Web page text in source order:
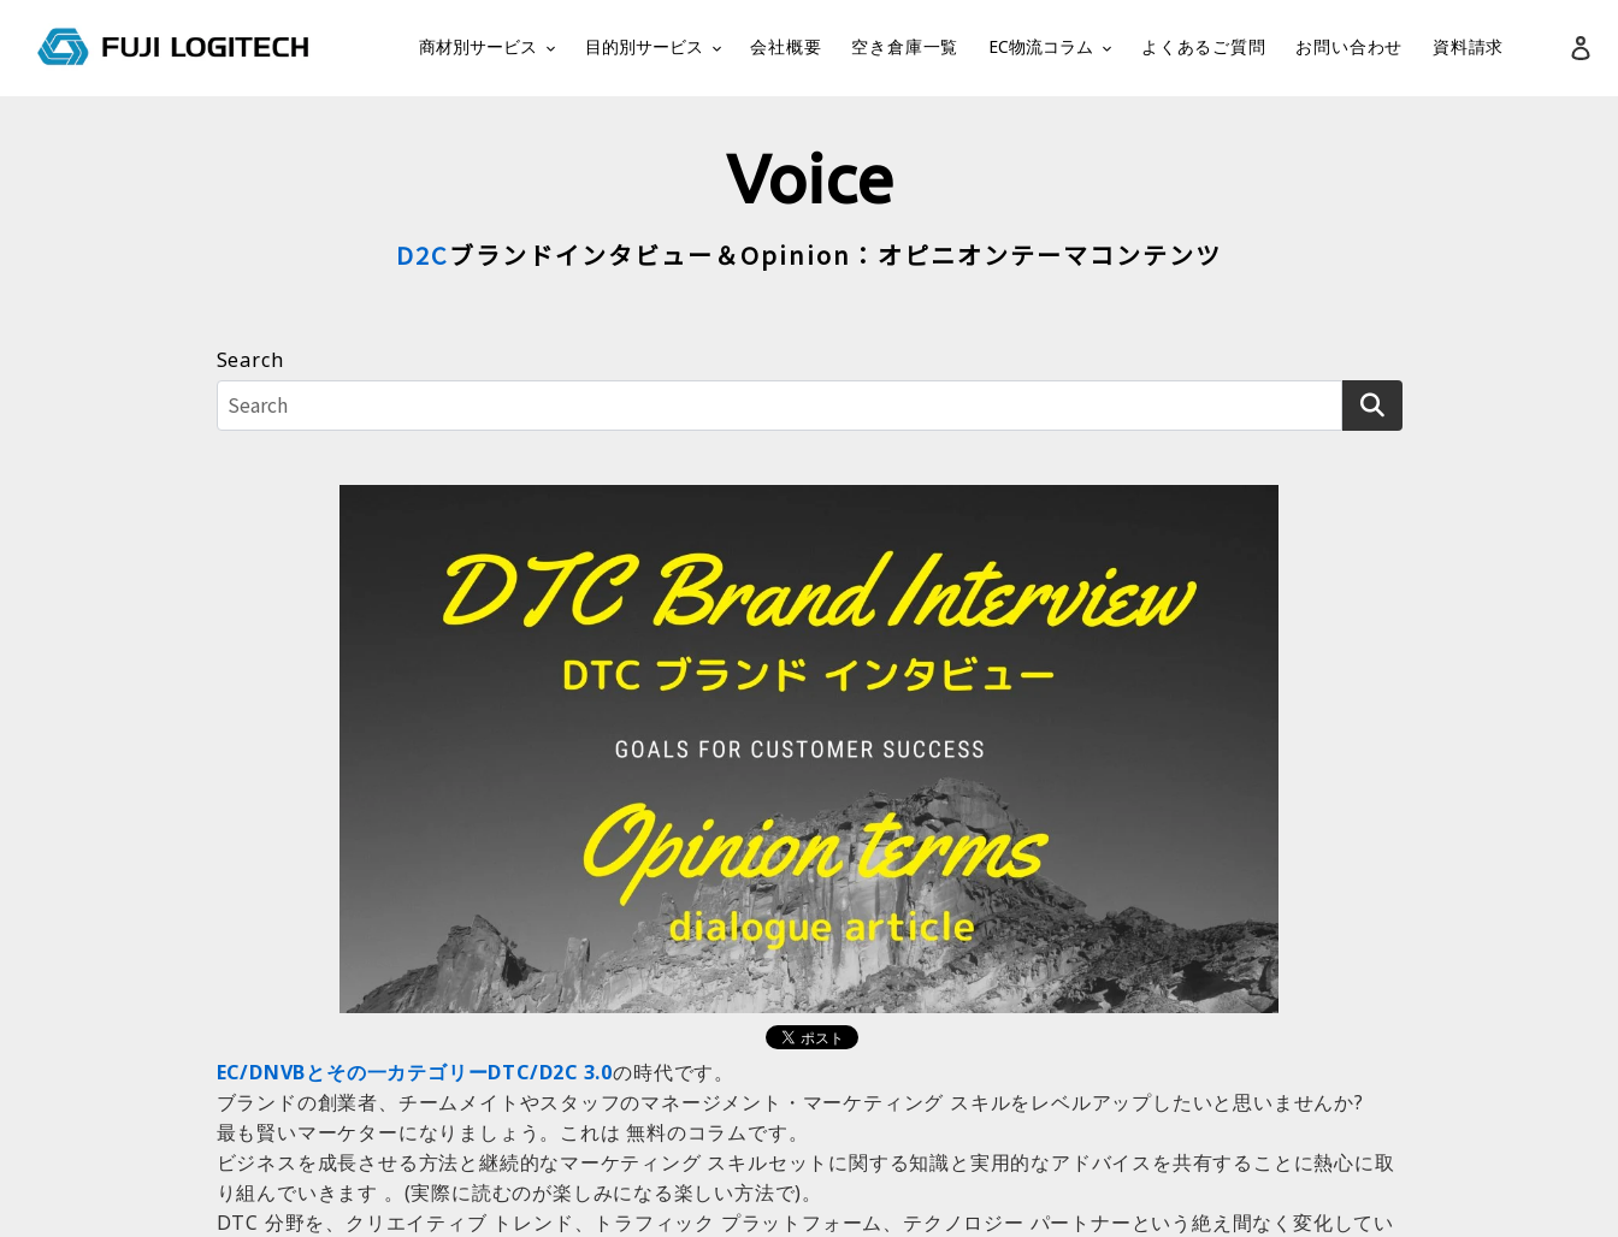
商材別サービス 目的別サービス 会社概要 空き倉庫一覧 EC物流コラム よくあるご質問 お問い合わせ 資料請求
検索
Voice
D2Cブランドインタビュー＆Opinion：オピニオンテーマコンテンツ
Search
EC/DNVBとその一カテゴリーDTC/D2C 3.0の時代です。
ブランドの創業者、チームメイトやスタッフのマネージメント・マーケティング スキルをレベルアップしたいと思いませんか?
最も賢いマーケターになりましょう。これは 無料のコラムです。
ビジネスを成長させる方法と継続的なマーケティング スキルセットに関する知識と実用的なアドバイスを共有することに熱心に取
り組んでいきます 。(実際に読むのが楽しみになる楽しい方法で)。
DTC 分野を、クリエイティブ トレンド、トラフィック プラットフォーム、テクノロジー パートナーという絶え間なく変化してい